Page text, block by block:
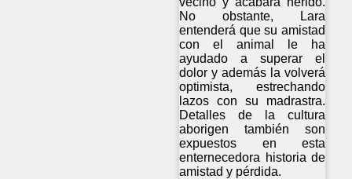
No obstante, Lara
entenderá que su amistad
con el animal le ha
ayudado a superar el
dolor y además la volverá
optimista, estrechando
lazos con su madrastra.
Detalles de la cultura
aborigen también son
expuestos en esta
enternecedora historia de
amistad y pérdida.